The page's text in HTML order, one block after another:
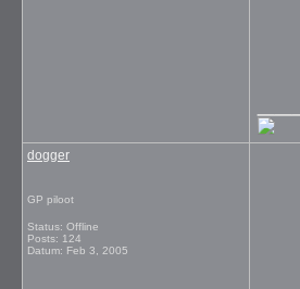
dogger
GP piloot
Status: Offline
Posts: 124
Datum: Feb 3, 2005